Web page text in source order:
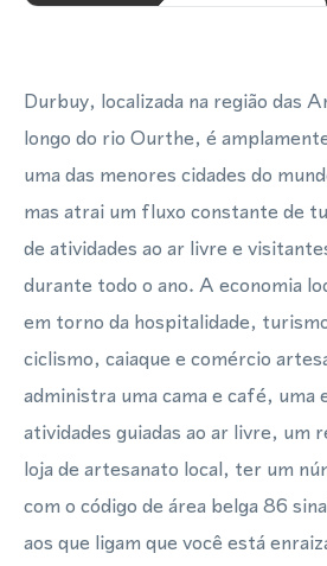
Durbuy, localizada na região das
longo do rio Ourthe, é
uma das menores cidades do
mas atrai um fluxo constante de
de atividades ao ar livre e
durante todo o ano. A economia
em torno da hospitalidade,
ciclismo, caiaque e comércio
administra uma cama e café, uma
atividades guiadas ao ar livre, um
loja de artesanato local, ter um
com o código de área belga 86
aos que ligam que você está